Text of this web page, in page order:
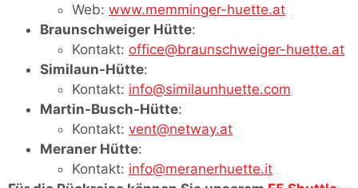
Web: www.memminger-huette.at
Braunschweiger Hütte:
Kontakt: office@braunschweiger-huette.at
Similaun-Hütte:
Kontakt: info@similaunhuette.com
Martin-Busch-Hütte:
Kontakt: vent@netway.at
Meraner Hütte:
Kontakt: info@meranerhuette.it